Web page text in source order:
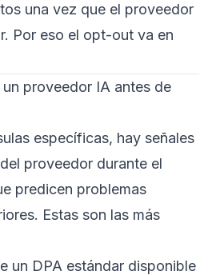
una vez que el proveedor
Por eso el opt-out va en
proveedor IA antes de
específicas, hay señales
proveedor durante el
predicen problemas
Estas son las más
un DPA estándar disponible